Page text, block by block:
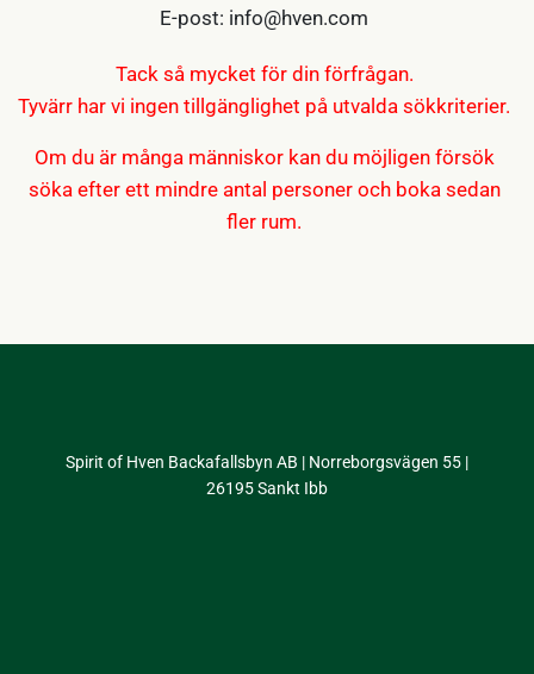
E-post: info@hven.com
Tack så mycket för din förfrågan.
Tyvärr har vi ingen tillgänglighet på utvalda sökkriterier.
Om du är många människor kan du möjligen försök
söka efter ett mindre antal personer och boka sedan
fler rum.
Spirit of Hven Backafallsbyn AB | Norreborgsvägen 55 |
26195 Sankt Ibb